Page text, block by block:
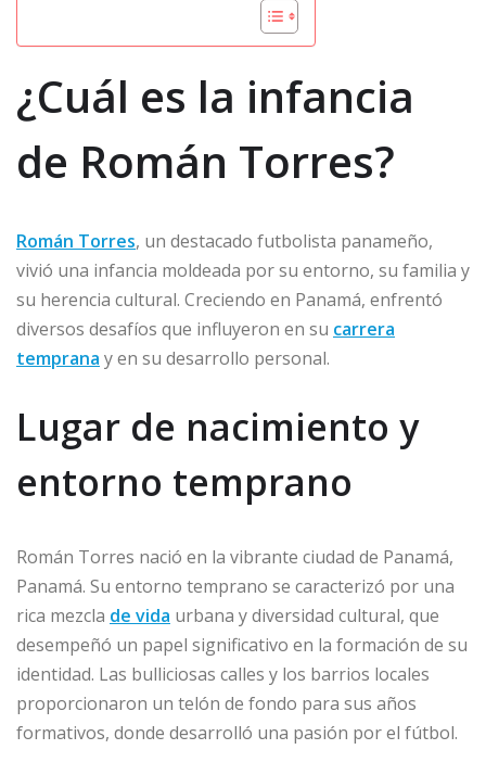
¿Cuál es la infancia
de Román Torres?
Román Torres, un destacado futbolista panameño,
vivió una infancia moldeada por su entorno, su familia y
su herencia cultural. Creciendo en Panamá, enfrentó
diversos desafíos que influyeron en su carrera
temprana y en su desarrollo personal.
Lugar de nacimiento y
entorno temprano
Román Torres nació en la vibrante ciudad de Panamá,
Panamá. Su entorno temprano se caracterizó por una
rica mezcla de vida urbana y diversidad cultural, que
desempeñó un papel significativo en la formación de su
identidad. Las bulliciosas calles y los barrios locales
proporcionaron un telón de fondo para sus años
formativos, donde desarrolló una pasión por el fútbol.